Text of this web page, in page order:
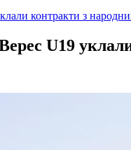
контракти з
U19